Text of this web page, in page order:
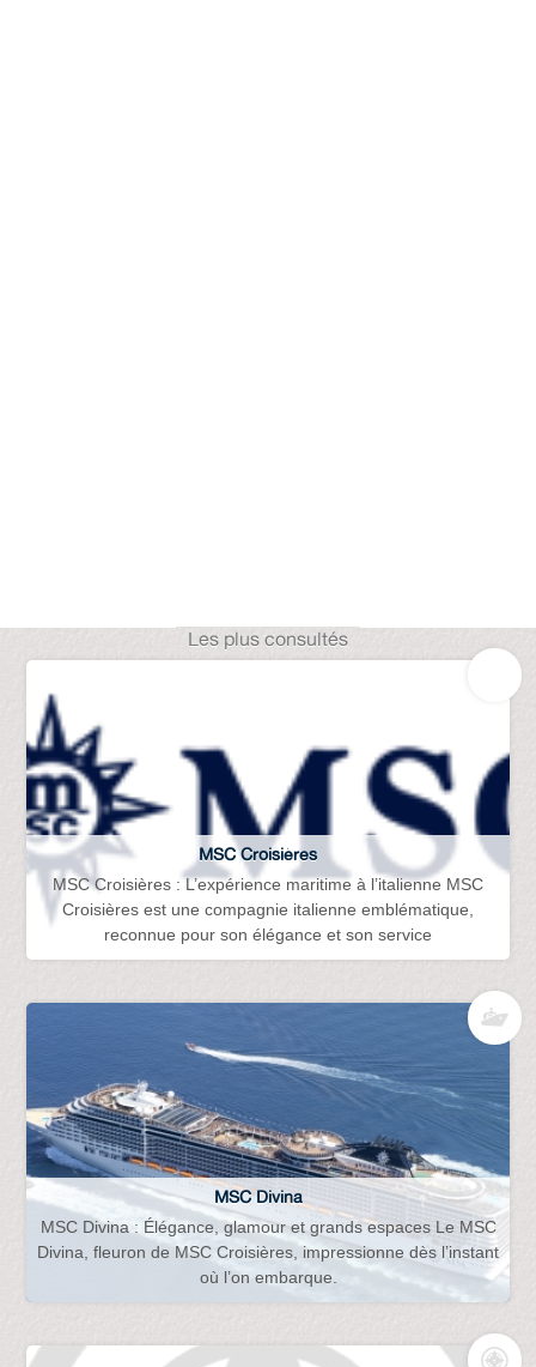
Les plus consultés
MSC Croisières
MSC Croisières : L’expérience maritime à l’italienne MSC
Croisières est une compagnie italienne emblématique,
reconnue pour son élégance et son service
MSC Divina
MSC Divina : Élégance, glamour et grands espaces Le MSC
Divina, fleuron de MSC Croisières, impressionne dès l’instant
où l’on embarque.